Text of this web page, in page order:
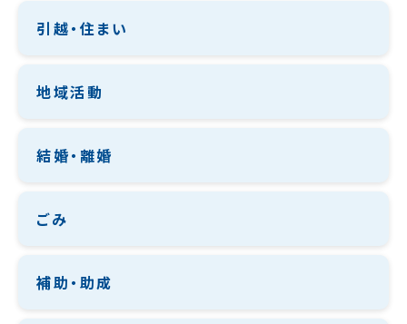
引越・住まい
地域活動
結婚・離婚
ごみ
補助・助成